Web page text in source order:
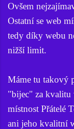
Ovšem
Ostatní se web
tedy díky webu
nižší limit.
Máme tu takový
"bijec" za kvalitu
místnost Přátelé
ani jeho kvalitní